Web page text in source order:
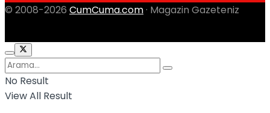
© 2008-2026 CumCuma.com · Magazin Gazeteniz
No Result
View All Result